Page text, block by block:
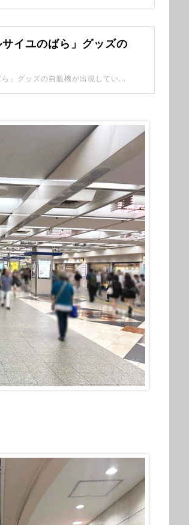
イユのばら」グッズの
池袋駅西口地下に「ベルサイユのばら」グッズの自販機が出現しています！